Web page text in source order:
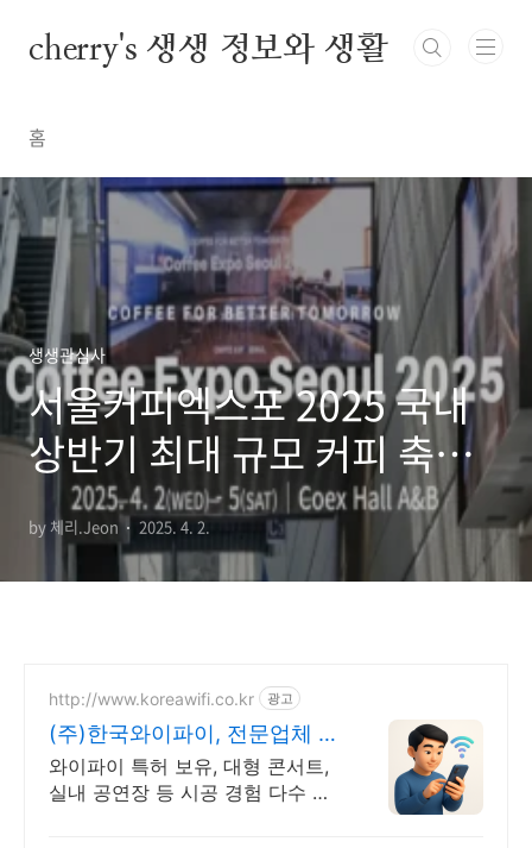
cherry's 생생 정보와 생활
홈
생생관심사
서울커피엑스포 2025 국내
상반기 최대 규모 커피 축제
행사정보 코엑스
by 체리.Jeon 2025. 4. 2.
http://www.koreawifi.co.kr 광고
(주)한국와이파이, 전문업체 설
계및구축
와이파이 특허 보유, 대형 콘서트,
실내 공연장 등 시공 경험 다수 벤